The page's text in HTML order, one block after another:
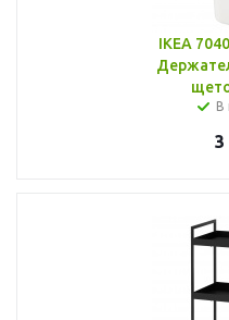
IKEA
В
3